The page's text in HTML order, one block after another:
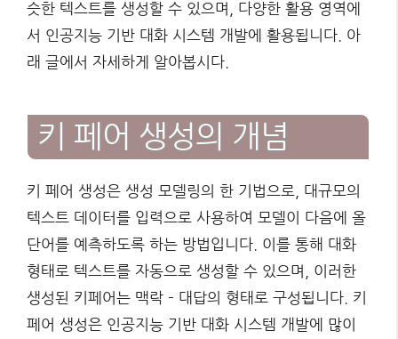
슷한 텍스트를 생성할 수 있으며, 다양한 활용 영역에
서 인공지능 기반 대화 시스템 개발에 활용됩니다. 아
래 글에서 자세하게 알아봅시다.
키 페어 생성의 개념
키 페어 생성은 생성 모델링의 한 기법으로, 대규모의
텍스트 데이터를 입력으로 사용하여 모델이 다음에 올
단어를 예측하도록 하는 방법입니다. 이를 통해 대화
형태로 텍스트를 자동으로 생성할 수 있으며, 이러한
생성된 키페어는 맥락 – 대답의 형태로 구성됩니다. 키
페어 생성은 인공지능 기반 대화 시스템 개발에 많이